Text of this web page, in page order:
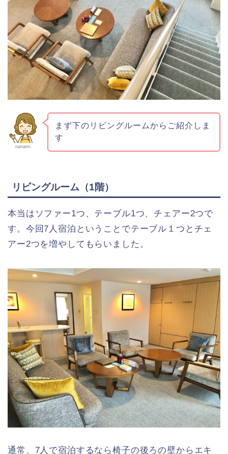
nanami
まず下のリビングルームからご紹介しま
す
リビングルーム（1階）
本当はソファー1つ、テーブル1つ、チェアー2つで
す。今回7人宿泊ということでテーブル１つとチェ
アー2つを増やしてもらいました。
通常、7人で宿泊するなら椅子の後ろの壁からエキ